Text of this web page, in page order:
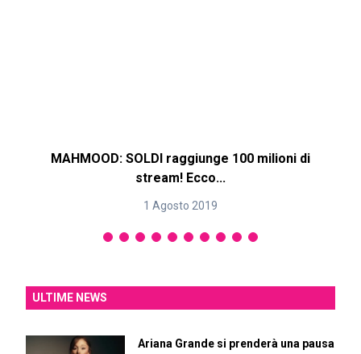
MAHMOOD: SOLDI raggiunge 100 milioni di
stream! Ecco...
1 Agosto 2019
ULTIME NEWS
Ariana Grande si prenderà una pausa